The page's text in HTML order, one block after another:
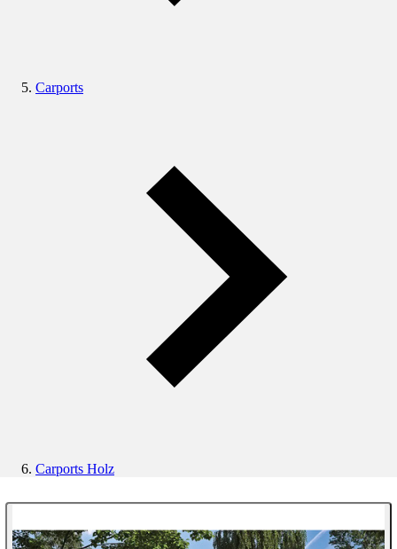
Carports
Carports Holz